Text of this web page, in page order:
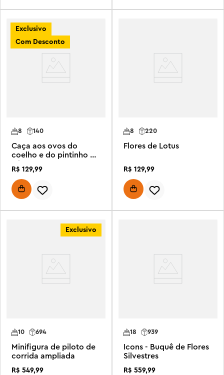
Exclusivo
Com Desconto
8 140
Caça aos ovos do
coelho e do pintinho da
R$ 129,99
220
8
Flores de Lotus
R$ 129,99
Exclusivo
10 694
Minifigura de piloto de
corrida ampliada
R$ 549,99
18 939
Icons - Buquê de Flores
Silvestres
R$ 559,99